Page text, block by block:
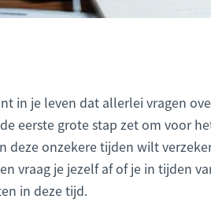
in je leven dat allerlei vragen
eerste grote stap zet om voor
deze onzekere tijden wilt
vraag je jezelf af of je in tijden
in deze tijd.